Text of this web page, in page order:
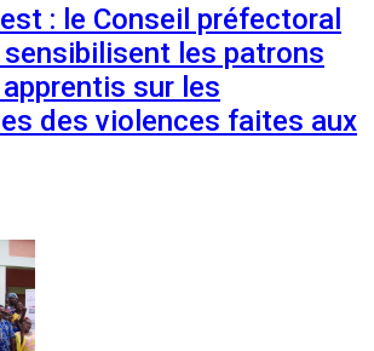
: le Conseil préfectoral
les patrons
sur les
des violences faites aux